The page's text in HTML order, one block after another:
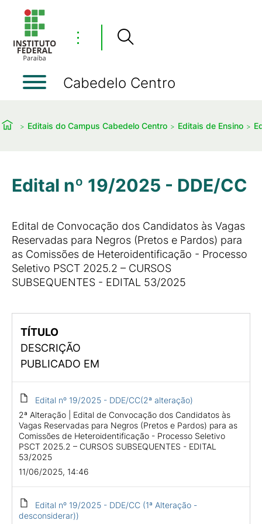
⋮
Cabedelo Centro
Editais do Campus Cabedelo Centro Editais de Ensino
Edital nº 19/2025 - DDE/CC
Edital de Convocação dos Candidatos às Vagas
Reservadas para Negros (Pretos e Pardos) para
as Comissões de Heteroidentificação - Processo
Seletivo PSCT 2025.2 – CURSOS
SUBSEQUENTES - EDITAL 53/2025
TÍTULO
DESCRIÇÃO
PUBLICADO EM
Edital nº 19/2025 - DDE/CC(2ª alteração)
2ª Alteração | Edital de Convocação dos Candidatos às
Vagas Reservadas para Negros (Pretos e Pardos) para as
Comissões de Heteroidentificação - Processo Seletivo
PSCT 2025.2 – CURSOS SUBSEQUENTES - EDITAL
53/2025
11/06/2025, 14:46
Edital nº 19/2025 - DDE/CC (1ª Alteração -
desconsiderar))